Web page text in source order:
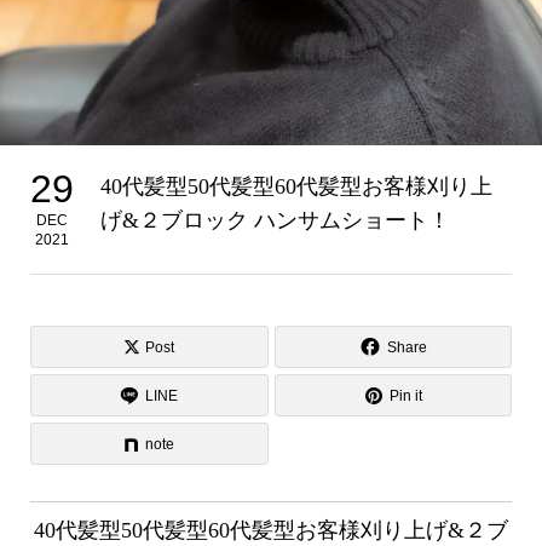
29
DEC
2021
40代髪型50代髪型60代髪型お客様刈り上
げ&２ブロック ハンサムショート！
Post Share
LINE Pin it
note
40代髪型50代髪型60代髪型お客様刈り上げ&２ブ